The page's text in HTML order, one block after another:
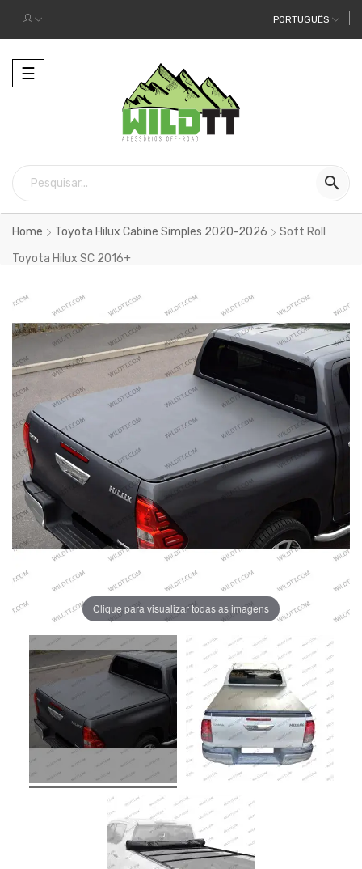
PORTUGUÊS
Alternar
a
☰

Home Toyota Hilux Cabine Simples 2020-2026
Soft Roll
Toyota Hilux SC 2016+
Clique para visualizar todas as imagens